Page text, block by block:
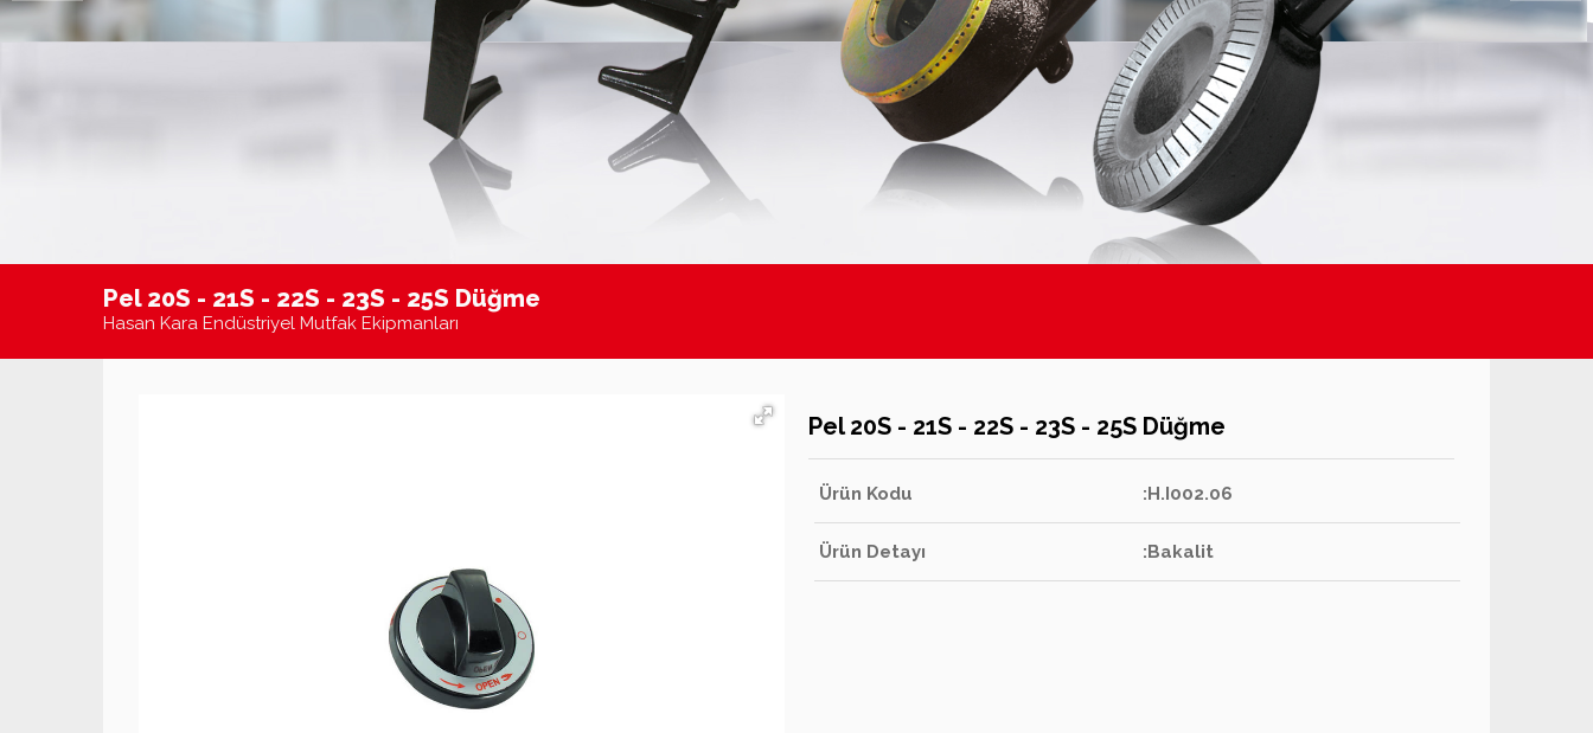
Mutfaktaki Sıcak Dostunuz
Hasan Kara Endüstriyel Mutfak Ekipmanları
Pel 20S - 21S - 22S - 23S - 25S Düğme
Hasan Kara Endüstriyel Mutfak Ekipmanları
Pel 20S - 21S - 22S - 23S - 25S Düğme
Ürün Kodu :H.I002.06
Ürün Detayı :Bakalit